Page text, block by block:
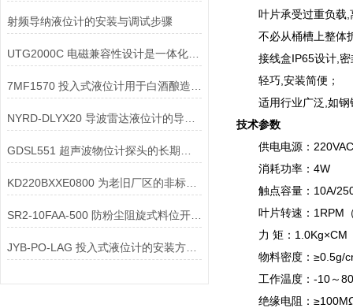
射频导纳液位计的安装与调试步骤
UTG2000C 电磁兼容性设计是一体化超声波物位计在复杂工业环境中稳定工作
KD220BXXE0800 为老旧厂区的非标溜槽“量身定做”防堵开关安装套件
SR2-10FAA-500 防粉尘阻旋式料位开关的防尘结构与防爆结构可以兼容设计
JYB-PO-LAG 投入式液位计的安装方式有哪些
叶片承受过重负载,
不必从桶槽上整体拆
接线盒IP65设计,密
轻巧,安装简便；
适用行业广泛,如钢
技术参数
供电电源：
消耗功率：4W
触点容量：10A/
叶片转速：1RPM
力 矩：1.0Kg×CM
物料密度：≥0.5g/
工作温度：-10～
绝缘电阻：